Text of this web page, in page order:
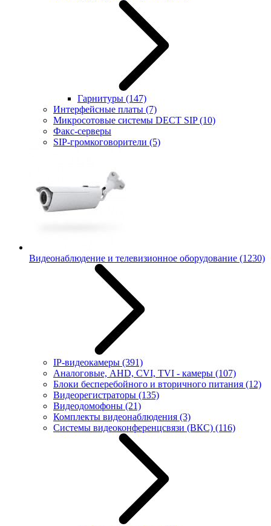
Гарнитуры (147)
Интерфейсные платы (7)
Микросотовые системы DECT SIP(10)
Факс-серверы
SIP-громкоговорители (5)
Видеонаблюдение и телевизионное оборудование (1230)
IP-видеокамеры (391)
Аналоговые, AHD, CVI, TVI - камеры (107)
Блоки бесперебойного и вторичного питания (12)
Видеорегистраторы (135)
Видеодомофоны (21)
Комплекты видеонаблюдения (3)
Системы видеоконференцсвязи (ВКС) (116)